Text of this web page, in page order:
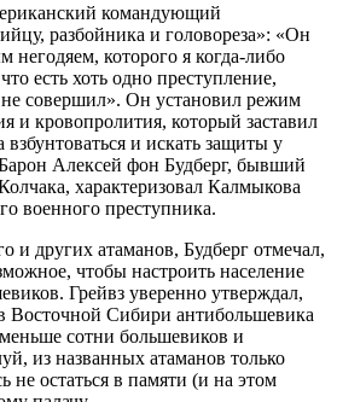
командующий
разбойника и головореза»: «Он
которого я когда-либо
есть хоть одно преступление,
совершил». Он установил режим
и кровопролития, который заставил
взбунтоваться и искать защиты у
Алексей фон Будберг, бывший
характеризовал Калмыкова
военного преступника.
и других атаманов, Будберг отмечал,
чтобы настроить население
Грейвз уверенно утверждал,
Восточной Сибири антибольшевика
сотни большевиков и
из названных атаманов только
не остаться в памяти (и на этом